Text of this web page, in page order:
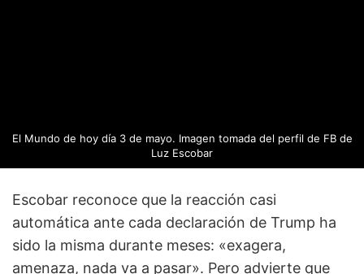
El Mundo de hoy día 3 de mayo. Imagen tomada del perfil de FB de
Luz Escobar
Escobar reconoce que la reacción casi
automática ante cada declaración de Trump ha
sido la misma durante meses: «exagera,
amenaza, nada va a pasar». Pero advierte que